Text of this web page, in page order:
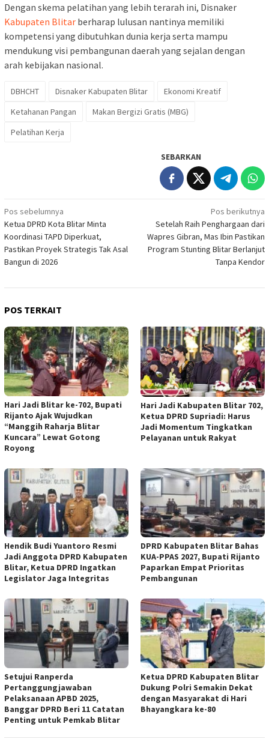
Dengan skema pelatihan yang lebih terarah ini, Disnaker
Kabupaten Blitar berharap lulusan nantinya memiliki
kompetensi yang dibutuhkan dunia kerja serta mampu
mendukung visi pembangunan daerah yang sejalan dengan
arah kebijakan nasional.
DBHCHT Disnaker Kabupaten Blitar
Ekonomi Kreatif
Ketahanan Pangan
Makan Bergizi Gratis (MBG)
Pelatihan Kerja
SEBARKAN
Navigasi
pos
Pos sebelumnya
Ketua DPRD Kota Blitar Minta
Koordinasi TAPD Diperkuat,
Pastikan Proyek Strategis Tak Asal
Bangun di 2026
Pos berikutnya
Setelah Raih Penghargaan dari
Wapres Gibran, Mas Ibin Pastikan
Program Stunting Blitar Berlanjut
Tanpa Kendor
POS TERKAIT
Hari Jadi Blitar ke-702, Bupati
Rijanto Ajak Wujudkan
“Manggih Raharja Blitar
Kuncara” Lewat Gotong
Royong
Hari Jadi Kabupaten Blitar 702,
Ketua DPRD Supriadi: Harus
Jadi Momentum Tingkatkan
Pelayanan untuk Rakyat
Hendik Budi Yuantoro Resmi
Jadi Anggota DPRD Kabupaten
Blitar, Ketua DPRD Ingatkan
Legislator Jaga Integritas
DPRD Kabupaten Blitar Bahas
KUA-PPAS 2027, Bupati Rijanto
Paparkan Empat Prioritas
Pembangunan
Setujui Ranperda
Pertanggungjawaban
Pelaksanaan APBD 2025,
Banggar DPRD Beri 11 Catatan
Penting untuk Pemkab Blitar
Ketua DPRD Kabupaten Blitar
Dukung Polri Semakin Dekat
dengan Masyarakat di Hari
Bhayangkara ke-80